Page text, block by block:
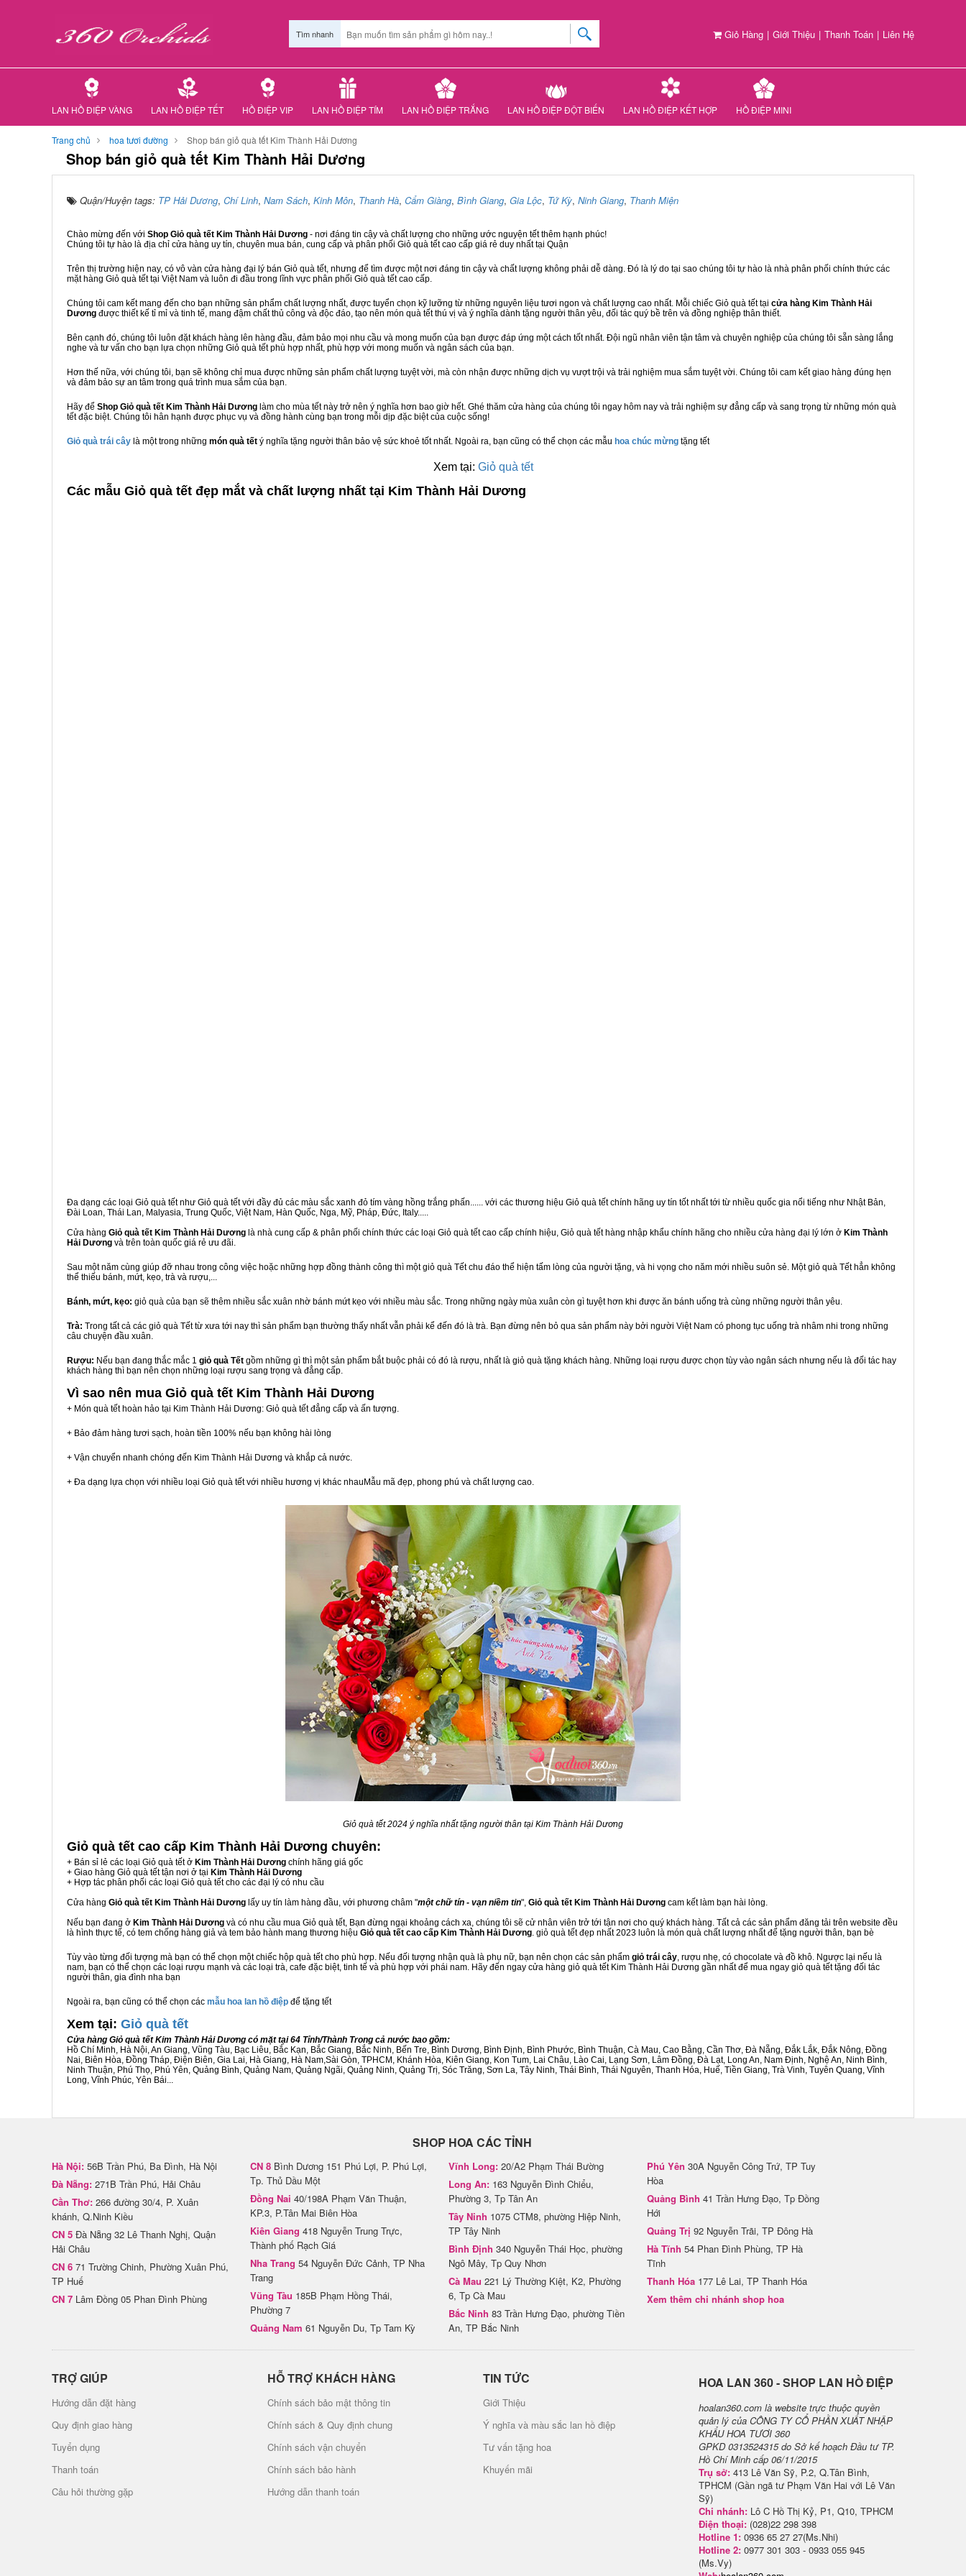
Giỏ Hàng | Giới Thiệu | Thanh Toán | Liên Hệ
Tìm nhanh
LAN HỒ ĐIỆP VÀNG LAN HỒ ĐIỆP TẾT HỒ ĐIỆP VIP LAN HỒ ĐIỆP TÍM LAN HỒ ĐIỆP TRẮNG LAN HỒ ĐIỆP ĐỘT BIẾN LAN HỒ ĐIỆP KẾT HỢP HỒ ĐIỆP MINI
Trang chủ hoa tươi đường Shop bán giỏ quà tết Kim Thành Hải Dương
Shop bán giỏ quà tết Kim Thành Hải Dương
Quận/Huyện tags: TP Hải Dương, Chí Linh, Nam Sách, Kinh Môn, Thanh Hà, Cẩm Giàng, Bình Giang, Gia Lộc, Tứ Kỳ, Ninh Giang, Thanh Miện
Chào mừng đến với Shop Giỏ quà tết Kim Thành Hải Dương - nơi đáng tin cậy và chất lượng cho những ước nguyện tết thêm hạnh phúc!
Chúng tôi tự hào là địa chỉ cửa hàng uy tín, chuyên mua bán, cung cấp và phân phối Giỏ quà tết cao cấp giá rẻ duy nhất tại Quận
Trên thị trường hiện nay, có vô vàn cửa hàng đại lý bán Giỏ quà tết, nhưng để tìm được một nơi đáng tin cậy và chất lượng không phải dễ dàng. Đó là lý do tại sao chúng tôi tự hào là nhà phân phối chính thức các
mặt hàng Giỏ quà tết tại Việt Nam và luôn đi đầu trong lĩnh vực phân phối Giỏ quà tết cao cấp.
Chúng tôi cam kết mang đến cho bạn những sản phẩm chất lượng nhất, được tuyển chọn kỹ lưỡng từ những nguyên liệu tươi ngon và chất lượng cao nhất. Mỗi chiếc Giỏ quà tết tại cửa hàng Kim Thành Hải
Dương được thiết kế tỉ mỉ và tinh tế, mang đậm chất thủ công và độc đáo, tạo nên món quà tết thú vị và ý nghĩa dành tặng người thân yêu, đối tác quý bề trên và đồng nghiệp thân thiết.
Bên cạnh đó, chúng tôi luôn đặt khách hàng lên hàng đầu, đảm bảo mọi nhu cầu và mong muốn của bạn được đáp ứng một cách tốt nhất. Đội ngũ nhân viên tận tâm và chuyên nghiệp của chúng tôi sẵn sàng lắng
nghe và tư vấn cho bạn lựa chọn những Giỏ quà tết phù hợp nhất, phù hợp với mong muốn và ngân sách của bạn.
Hơn thế nữa, với chúng tôi, bạn sẽ không chỉ mua được những sản phẩm chất lượng tuyệt vời, mà còn nhận được những dịch vụ vượt trội và trải nghiệm mua sắm tuyệt vời. Chúng tôi cam kết giao hàng đúng hẹn
và đảm bảo sự an tâm trong quá trình mua sắm của bạn.
Hãy để Shop Giỏ quà tết Kim Thành Hải Dương làm cho mùa tết này trở nên ý nghĩa hơn bao giờ hết. Ghé thăm cửa hàng của chúng tôi ngay hôm nay và trải nghiệm sự đẳng cấp và sang trọng từ những món quà
tết đặc biệt. Chúng tôi hân hạnh được phục vụ và đồng hành cùng bạn trong mỗi dịp đặc biệt của cuộc sống!
Giỏ quà trái cây là một trong những món quà tết ý nghĩa tặng người thân bảo vệ sức khoẻ tốt nhất. Ngoài ra, bạn cũng có thể chọn các mẫu hoa chúc mừng tặng tết
Xem tại: Giỏ quà tết
Các mẫu Giỏ quà tết đẹp mắt và chất lượng nhất tại Kim Thành Hải Dương
Đa dạng các loại Giỏ quà tết như Giỏ quà tết với đầy đủ các màu sắc xanh đỏ tím vàng hồng trắng phấn...... với các thương hiệu Giỏ quà tết chính hãng uy tín tốt nhất tới từ nhiều quốc gia nổi tiếng như Nhật Bản,
Đài Loan, Thái Lan, Malyasia, Trung Quốc, Việt Nam, Hàn Quốc, Nga, Mỹ, Pháp, Đức, Italy.....
Cửa hàng Giỏ quà tết Kim Thành Hải Dương là nhà cung cấp & phân phối chính thức các loại Giỏ quà tết cao cấp chính hiệu, Giỏ quà tết hàng nhập khẩu chính hãng cho nhiều cửa hàng đại lý lớn ở Kim Thành
Hải Dương và trên toàn quốc giá rẻ ưu đãi.
Sau một năm cùng giúp đỡ nhau trong công việc hoặc những hợp đồng thành công thì một giỏ quà Tết chu đáo thể hiện tấm lòng của người tặng, và hi vọng cho năm mới nhiều suôn sẻ. Một giỏ quà Tết hẳn không
thể thiếu bánh, mứt, kẹo, trà và rượu,...
Bánh, mứt, kẹo: giỏ quà của bạn sẽ thêm nhiều sắc xuân nhờ bánh mứt kẹo với nhiều màu sắc. Trong những ngày mùa xuân còn gì tuyệt hơn khi được ăn bánh uống trà cùng những người thân yêu.
Trà: Trong tất cả các giỏ quà Tết từ xưa tới nay thì sản phẩm bạn thường thấy nhất vẫn phải kể đến đó là trà. Bạn đừng nên bỏ qua sản phẩm này bởi người Việt Nam có phong tục uống trà nhâm nhi trong những
câu chuyện đầu xuân.
Rượu: Nếu bạn đang thắc mắc 1 giỏ quà Tết gồm những gì thì một sản phẩm bắt buộc phải có đó là rượu, nhất là giỏ quà tặng khách hàng. Những loại rượu được chọn tùy vào ngân sách nhưng nếu là đối tác hay
khách hàng thì bạn nên chọn những loại rượu sang trọng và đẳng cấp.
Vì sao nên mua Giỏ quà tết Kim Thành Hải Dương
+ Món quà tết hoàn hảo tại Kim Thành Hải Dương: Giỏ quà tết đẳng cấp và ấn tượng.
+ Bảo đảm hàng tươi sạch, hoàn tiền 100% nếu bạn không hài lòng
+ Vận chuyển nhanh chóng đến Kim Thành Hải Dương và khắp cả nước.
+ Đa dạng lựa chọn với nhiều loại Giỏ quà tết với nhiều hương vị khác nhauMẫu mã đẹp, phong phú và chất lượng cao.
Giỏ quà tết 2024 ý nghĩa nhất tặng người thân tại Kim Thành Hải Dương
Giỏ quà tết cao cấp Kim Thành Hải Dương chuyên:
+ Bán sỉ lẻ các loại Giỏ quà tết ở Kim Thành Hải Dương chính hãng giá gốc
+ Giao hàng Giỏ quà tết tận nơi ở tại Kim Thành Hải Dương
+ Hợp tác phân phối các loại Giỏ quà tết cho các đại lý có nhu cầu
Cửa hàng Giỏ quà tết Kim Thành Hải Dương lấy uy tín làm hàng đầu, với phương châm "một chữ tín - vạn niềm tin", Giỏ quà tết Kim Thành Hải Dương cam kết làm bạn hài lòng.
Nếu bạn đang ở Kim Thành Hải Dương và có nhu cầu mua Giỏ quà tết, Bạn đừng ngại khoảng cách xa, chúng tôi sẽ cử nhân viên trở tới tận nơi cho quý khách hàng. Tất cả các sản phẩm đăng tải trên website đều
là hình thực tế, có tem chống hàng giả và tem bảo hành mang thương hiệu Giỏ quà tết cao cấp Kim Thành Hải Dương. giỏ quà tết đẹp nhất 2023 luôn là món quà chất lượng nhất để tặng người thân, bạn bè
Tùy vào từng đối tượng mà bạn có thể chọn một chiếc hộp quà tết cho phù hợp. Nếu đối tượng nhận quà là phụ nữ, bạn nên chọn các sản phẩm giỏ trái cây, rượu nhẹ, có chocolate và đồ khô. Ngược lại nếu là
nam, bạn có thể chọn các loại rượu mạnh và các loại trà, cafe đặc biệt, tinh tế và phù hợp với phái nam. Hãy đến ngay cửa hàng giỏ quà tết Kim Thành Hải Dương gần nhất để mua ngay giỏ quà tết tặng đối tác
người thân, gia đình nha bạn
Ngoài ra, bạn cũng có thể chọn các mẫu hoa lan hồ điệp để tặng tết
Xem tại: Giỏ quà tết
Cửa hàng Giỏ quà tết Kim Thành Hải Dương có mặt tại 64 Tỉnh/Thành Trong cả nước bao gồm:
Hồ Chí Minh, Hà Nội, An Giang, Vũng Tàu, Bạc Liêu, Bắc Kạn, Bắc Giang, Bắc Ninh, Bến Tre, Bình Dương, Bình Định, Bình Phước, Bình Thuận, Cà Mau, Cao Bằng, Cần Thơ, Đà Nẵng, Đắk Lắk, Đắk Nông, Đồng
Nai, Biên Hòa, Đồng Tháp, Điện Biên, Gia Lai, Hà Giang, Hà Nam,Sài Gòn, TPHCM, Khánh Hòa, Kiên Giang, Kon Tum, Lai Châu, Lào Cai, Lạng Sơn, Lâm Đồng, Đà Lạt, Long An, Nam Định, Nghệ An, Ninh Bình,
Ninh Thuận, Phú Thọ, Phú Yên, Quảng Bình, Quảng Nam, Quảng Ngãi, Quảng Ninh, Quảng Trị, Sóc Trăng, Sơn La, Tây Ninh, Thái Bình, Thái Nguyên, Thanh Hóa, Huế, Tiền Giang, Trà Vinh, Tuyên Quang, Vĩnh
Long, Vĩnh Phúc, Yên Bái...
SHOP HOA CÁC TỈNH
Hà Nội: 56B Trần Phú, Ba Đình, Hà Nội
Đà Nẵng: 271B Trần Phú, Hải Châu
Cần Thơ: 266 đường 30/4, P. Xuân
khánh, Q.Ninh Kiều
CN 5 Đà Nẵng 32 Lê Thanh Nghị, Quận
Hải Châu
CN 6 71 Trường Chinh, Phường Xuân Phú,
TP Huế
CN 7 Lâm Đồng 05 Phan Đình Phùng
CN 8 Bình Dương 151 Phú Lợi, P. Phú Lợi,
Tp. Thủ Dầu Một
Đồng Nai 40/198A Phạm Văn Thuận,
KP.3, P.Tân Mai Biên Hòa
Kiên Giang 418 Nguyễn Trung Trực,
Thành phố Rạch Giá
Nha Trang 54 Nguyễn Đức Cảnh, TP Nha
Trang
Vũng Tàu 185B Phạm Hồng Thái,
Phường 7
Quảng Nam 61 Nguyễn Du, Tp Tam Kỳ
Vĩnh Long: 20/A2 Phạm Thái Bường
Long An: 163 Nguyễn Đình Chiểu,
Phường 3, Tp Tân An
Tây Ninh 1075 CTM8, phường Hiệp Ninh,
TP Tây Ninh
Bình Định 340 Nguyễn Thái Học, phường
Ngô Mây, Tp Quy Nhơn
Cà Mau 221 Lý Thường Kiệt, K2, Phường
6, Tp Cà Mau
Bắc Ninh 83 Trần Hưng Đạo, phường Tiền
An, TP Bắc Ninh
Phú Yên 30A Nguyễn Công Trứ, TP Tuy
Hòa
Quảng Bình 41 Trần Hưng Đạo, Tp Đồng
Hới
Quảng Trị 92 Nguyễn Trãi, TP Đông Hà
Hà Tĩnh 54 Phan Đình Phùng, TP Hà
Tĩnh
Thanh Hóa 177 Lê Lai, TP Thanh Hóa
Xem thêm chi nhánh shop hoa
TRỢ GIÚP
Hướng dẫn đặt hàng
Quy định giao hàng
Tuyển dụng
Thanh toán
Câu hỏi thường gặp
HỖ TRỢ KHÁCH HÀNG
Chính sách bảo mật thông tin
Chính sách & Quy định chung
Chính sách vận chuyển
Chính sách bảo hành
Hướng dẫn thanh toán
TIN TỨC
Giới Thiệu
Ý nghĩa và màu sắc lan hồ điệp
Tư vấn tặng hoa
Khuyến mãi
H​OA LAN 360 - SHOP LAN HỒ ĐIỆP
hoalan360.com là website trực thuộc quyền
quản lý của CÔNG TY CỔ PHẦN XUẤT NHẬP
KHẨU HOA TƯƠI 360
GPKD 0313524315 do Sở kế hoạch Đầu tư TP.
Hồ Chí Minh cấp 06/11/2015
Trụ sở: 413 Lê Văn Sỹ, P.2, Q.Tân Bình,
TPHCM (Gần ngã tư Phạm Văn Hai với Lê Văn
Sỹ)
Chi nhánh: Lô C Hồ Thị Kỷ, P1, Q10, TPHCM
Điện thoại: (028)22 298 398
Hotline 1: 0936 65 27 27(Ms.Nhi)
Hotline 2: 0977 301 303 - 0933 055 945
(Ms.Vy)